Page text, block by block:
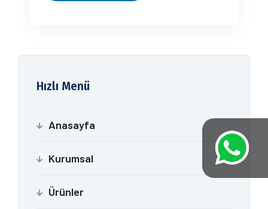
Hızlı Menü
Anasayfa
Kurumsal
Ürünler